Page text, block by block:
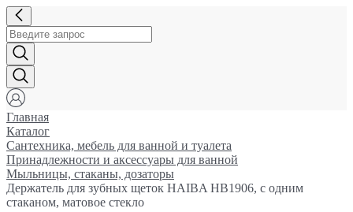
Главная
Каталог
Сантехника, мебель для ванной и туалета
Принадлежности и аксессуары для ванной
Мыльницы, стаканы, дозаторы
Держатель для зубных щеток HAIBA HB1906, с одним
стаканом, матовое стекло